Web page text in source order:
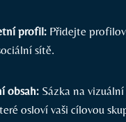
profil: Přidejte
sítě.
obsah: Sázka na
osloví vaši cílovou